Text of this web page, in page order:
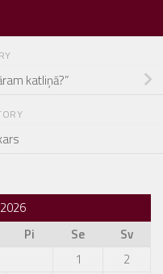
katliņā?”
Pi Se
Sv
1
2